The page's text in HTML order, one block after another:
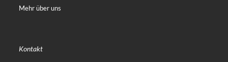
Mehr über uns
Kontakt